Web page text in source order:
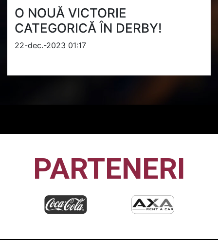
O NOUĂ VICTORIE
CATEGORICĂ ÎN DERBY!
22-dec.-2023 01:17
PARTENERI